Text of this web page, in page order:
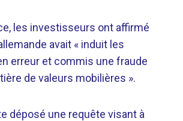
les investisseurs ont affirmé
avait « induit les
erreur et commis une fraude
de valeurs mobilières ».
déposé une requête visant à